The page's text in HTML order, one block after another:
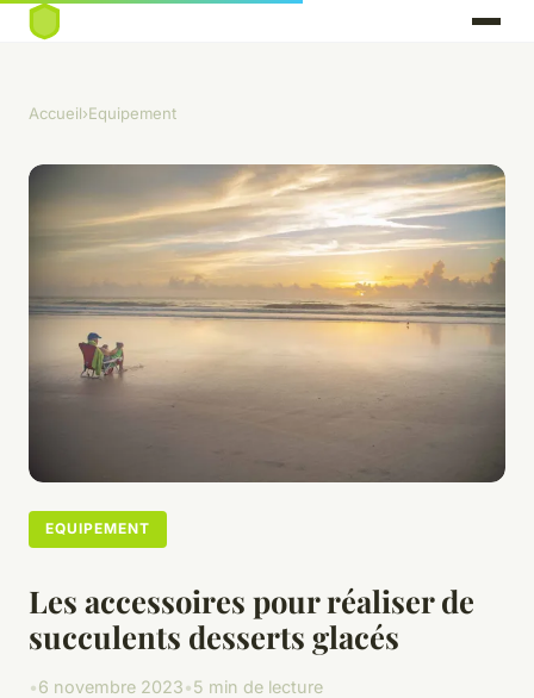
Accueil›Equipement
EQUIPEMENT
Les accessoires pour réaliser de
succulents desserts glacés
•6 novembre 2023•5 min de lecture